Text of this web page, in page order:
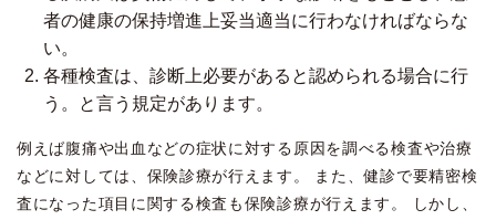
者の健康の保持増進上妥当適当に行わなければならな
い。
各種検査は、診断上必要があると認められる場合に行
う。と言う規定があります。
例えば腹痛や出血などの症状に対する原因を調べる検査や治療
などに対しては、保険診療が行えます。 また、健診で要精密検
査になった項目に関する検査も保険診療が行えます。 しかし、